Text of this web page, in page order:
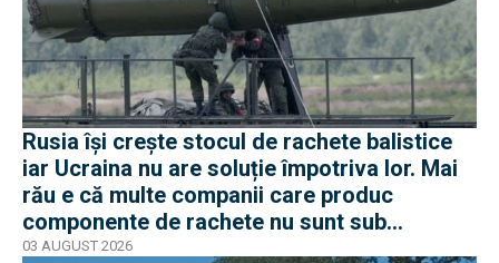
Rusia își crește stocul de rachete balistice
iar Ucraina nu are soluție împotriva lor. Mai
rău e că multe companii care produc
componente de rachete nu sunt sub
sancțiuni în Occident
03 AUGUST 2026